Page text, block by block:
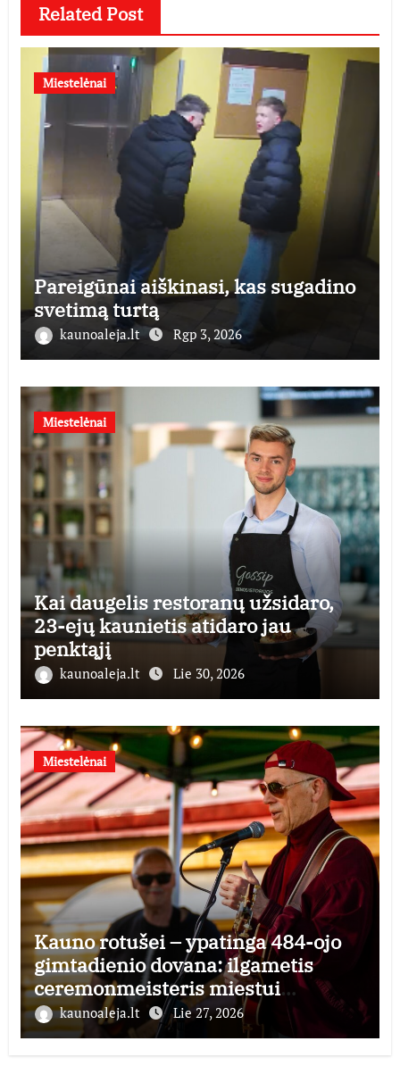
Related Post
Miestelėnai
Pareigūnai aiškinasi, kas sugadino
svetimą turtą
kaunoaleja.lt Rgp 3, 2026
Miestelėnai
Kai daugelis restoranų užsidaro,
23-ejų kaunietis atidaro jau
penktąjį
kaunoaleja.lt Lie 30, 2026
Miestelėnai
Kauno rotušei – ypatinga 484-ojo
gimtadienio dovana: ilgametis
ceremonmeisteris miestui
perduoda dešimtmečius kauptą
istorijos kolekciją
kaunoaleja.lt Lie 27, 2026